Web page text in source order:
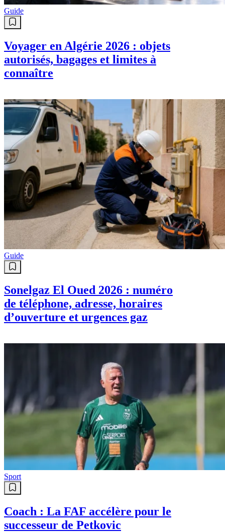
Guide
Voyager en Algérie 2026 : objets
autorisés, bagages et limites à
connaître
Guide
Sonelgaz El Oued 2026 : numéro
de téléphone, adresse, horaires
d’ouverture et urgences gaz
Sport
Coach : La FAF accélère pour le
successeur de Petkovic